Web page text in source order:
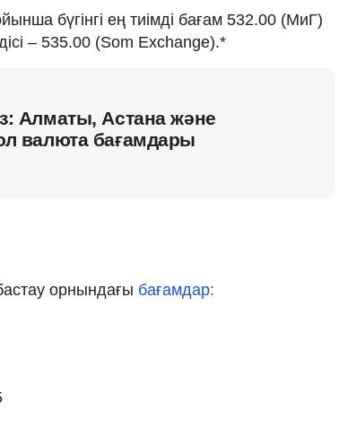
бүгінгі ең тиімді бағам 532.00 (МиГ)
– 535.00 (Som Exchange).*
Алматы, Астана және
валюта бағамдары
орнындағы бағамдар: